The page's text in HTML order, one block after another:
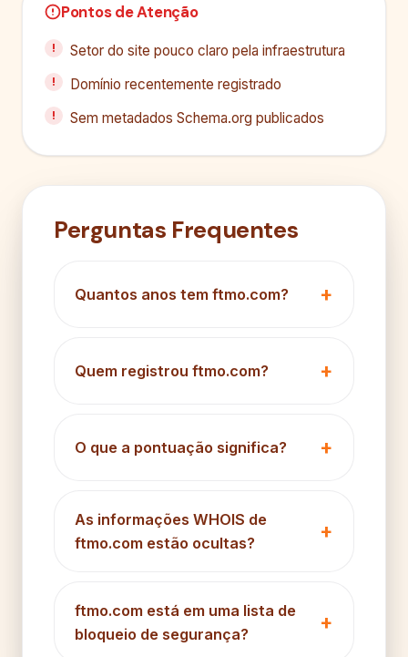
Pontos de Atenção
Setor do site pouco claro pela infraestrutura
Domínio recentemente registrado
Sem metadados Schema.org publicados
Perguntas Frequentes
Quantos anos tem ftmo.com?
Quem registrou ftmo.com?
O que a pontuação significa?
As informações WHOIS de
ftmo.com estão ocultas?
ftmo.com está em uma lista de
bloqueio de segurança?